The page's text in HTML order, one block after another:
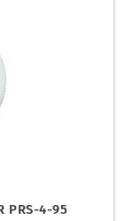
PRS-4-95